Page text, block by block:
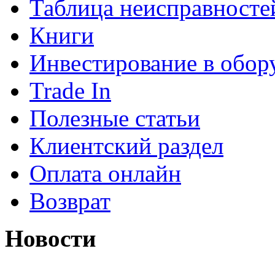
Таблица
Книги
Инвестирование в
Trade In
Полезные статьи
Клиентский раздел
Оплата онлайн
Возврат
Новости